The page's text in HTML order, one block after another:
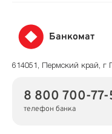
Банкомат
614051, Пермский край,
8 800 700-77-
телефон банка